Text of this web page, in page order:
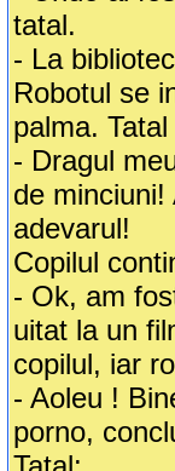
tatal.
- La
Robotul se
palma.
- Dragul
de
adevarul!
Copilul
- Ok, am
uitat la un
copilul, iar
- Aoleu !
porno,